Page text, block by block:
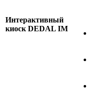
Интерактивный
киоск DEDAL IM